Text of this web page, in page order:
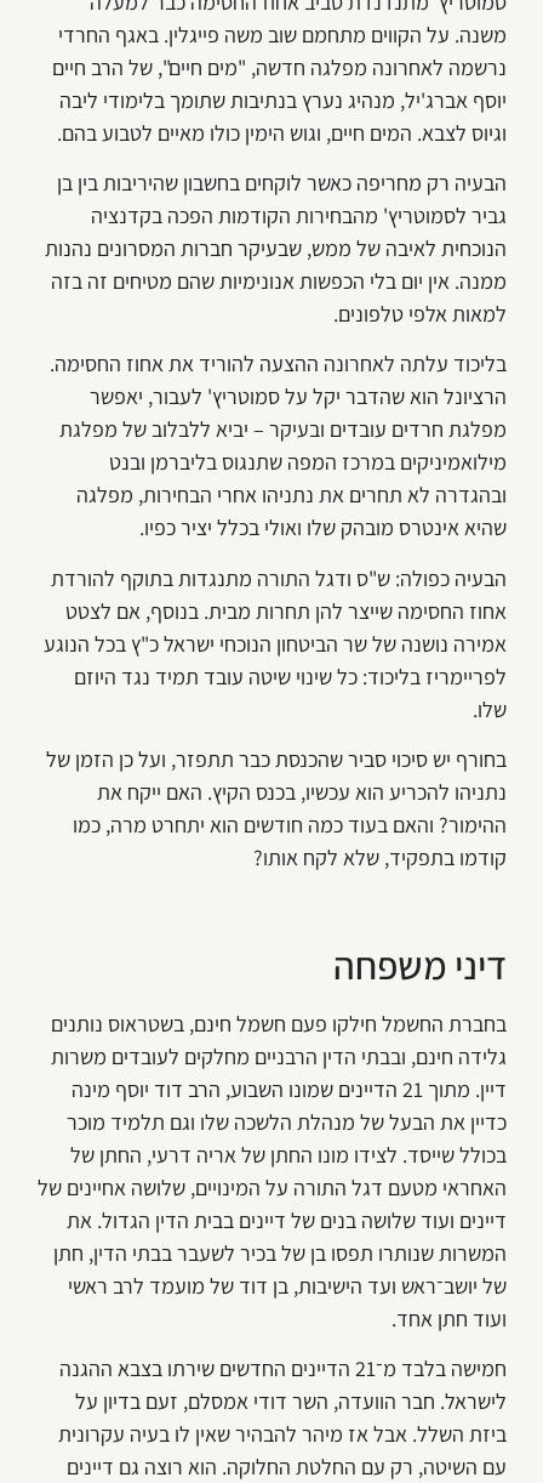
משנה. על הקווים מתחמם שוב משה פייגלין. באגף החרדי
נרשמה לאחרונה מפלגה חדשה, "מים חיים", של הרב חיים
יוסף אברג'יל, מנהיג נערץ בנתיבות שתומך בלימודי ליבה
וגיוס לצבא. המים חיים, וגוש הימין כולו מאיים לטבוע בהם.
הבעיה רק מחריפה כאשר לוקחים בחשבון שהיריבות בין בן
גביר לסמוטריץ' מהבחירות הקודמות הפכה בקדנציה
הנוכחית לאיבה של ממש, שבעיקר חברות המסרונים נהנות
ממנה. אין יום בלי הכפשות אנונימיות שהם מטיחים זה בזה
למאות אלפי טלפונים.
בליכוד עלתה לאחרונה ההצעה להוריד את אחוז החסימה.
הרציונל הוא שהדבר יקל על סמוטריץ' לעבור, יאפשר
מפלגת חרדים עובדים ובעיקר – יביא ללבלוב של מפלגת
מילואמיניקים במרכז המפה שתנגוס בליברמן ובנט
ובהגדרה לא תחרים את נתניהו אחרי הבחירות, מפלגה
שהיא אינטרס מובהק שלו ואולי בכלל יציר כפיו.
הבעיה כפולה: ש"ס ודגל התורה מתנגדות בתוקף להורדת
אחוז החסימה שייצר להן תחרות מבית. בנוסף, אם לצטט
אמירה נושנה של שר הביטחון הנוכחי ישראל כ"ץ בכל הנוגע
לפריימריז בליכוד: כל שינוי שיטה עובד תמיד נגד היוזם
שלו.
בחורף יש סיכוי סביר שהכנסת כבר תתפזר, ועל כן הזמן של
נתניהו להכריע הוא עכשיו, בכנס הקיץ. האם ייקח את
ההימור? והאם בעוד כמה חודשים הוא יתחרט מרה, כמו
קודמו בתפקיד, שלא לקח אותו?
דיני משפחה
בחברת החשמל חילקו פעם חשמל חינם, בשטראוס נותנים
גלידה חינם, ובבתי הדין הרבניים מחלקים לעובדים משרות
דיין. מתוך 21 הדיינים שמונו השבוע, הרב דוד יוסף מינה
כדיין את הבעל של מנהלת הלשכה שלו וגם תלמיד מוכר
בכולל שייסד. לצידו מונו החתן של אריה דרעי, החתן של
האחראי מטעם דגל התורה על המינויים, שלושה אחיינים של
דיינים ועוד שלושה בנים של דיינים בבית הדין הגדול. את
המשרות שנותרו תפסו בן של בכיר לשעבר בבתי הדין, חתן
של יושב־ראש ועד הישיבות, בן דוד של מועמד לרב ראשי
ועוד חתן אחד.
חמישה בלבד מ־21 הדיינים החדשים שירתו בצבא ההגנה
לישראל. חבר הוועדה, השר דודי אמסלם, זעם בדיון על
ביזת השלל. אבל אז מיהר להבהיר שאין לו בעיה עקרונית
עם השיטה, רק עם החלטת החלוקה. הוא רוצה גם דיינים